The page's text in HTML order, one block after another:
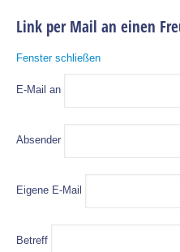
Link per Mail an einen
Fenster schließen
E-Mail an
Absender
Eigene E-Mail
Betreff